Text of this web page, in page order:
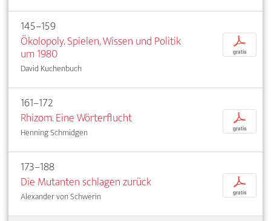
145–159
Ökolopoly. Spielen, Wissen und Politik
um 1980
David Kuchenbuch
p
gratis
161–172
Rhizom. Eine Wörterflucht
Henning Schmidgen
p
gratis
173–188
Die Mutanten schlagen zurück
Alexander von Schwerin
p
gratis